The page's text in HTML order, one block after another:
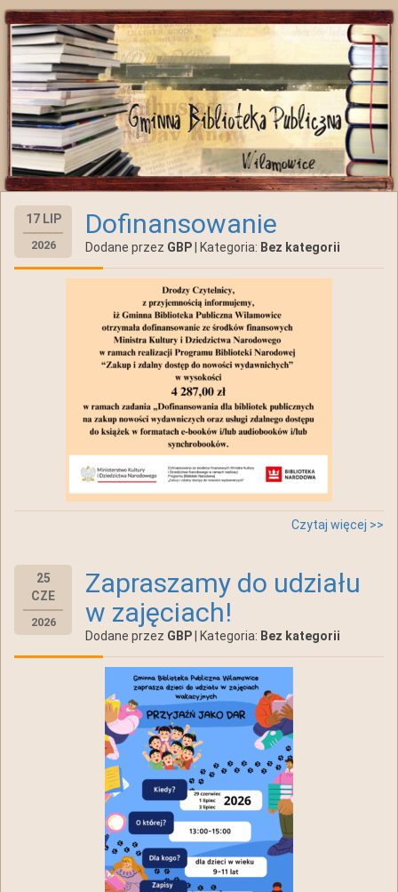
17 LIP
2026
Dofinansowanie
Dodane przez GBP| Kategoria: Bez kategorii
Czytaj więcej >>
25
CZE
2026
Zapraszamy do udziału
w zajęciach!
Dodane przez GBP| Kategoria: Bez kategorii